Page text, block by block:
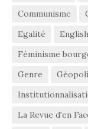
Communisme
Egalité
English
Féminisme
Genre
La Revue d'en